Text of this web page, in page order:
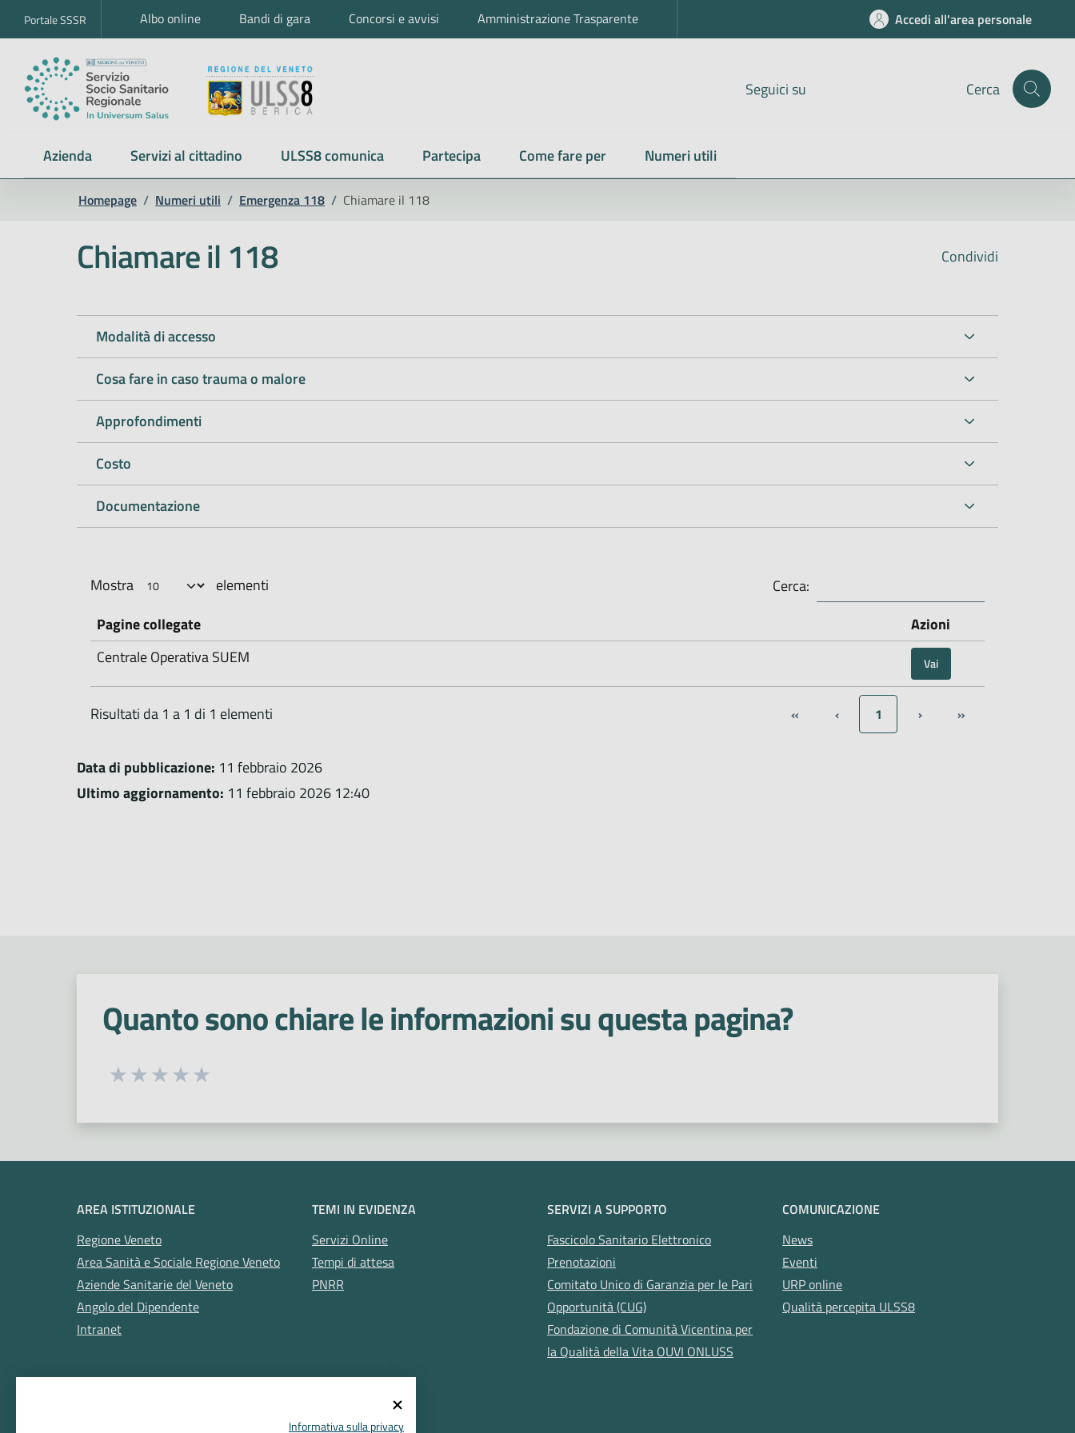
Portale SSSR Albo online Bandi di gara Concorsi e avvisi Amministrazione Trasparente Accedi all'area personale
Seguici su Cerca
Azienda Servizi al cittadino ULSS8 comunica Partecipa Come fare per Numeri utili
Homepage / Numeri utili / Emergenza 118 / Chiamare il 118
Condividi
Chiamare il 118
Modalità di accesso
Cosa fare in caso trauma o malore
Approfondimenti
Costo
Documentazione
Mostra elementi
Cerca:
Pagine collegate
Azioni
Centrale Operativa SUEM
Vai
Risultati da 1 a 1 di 1 elementi « ‹ 1 › »
Data di pubblicazione: 11 febbraio 2026
Ultimo aggiornamento: 11 febbraio 2026 12:40
Quanto sono chiare le informazioni su questa pagina?
Seleziona una valutazione da 1 a 5 stelle
AREA ISTITUZIONALE
Regione Veneto
Area Sanità e Sociale Regione Veneto
Aziende Sanitarie del Veneto
Angolo del Dipendente
Intranet
TEMI IN EVIDENZA
Servizi Online
Tempi di attesa
PNRR
SERVIZI A SUPPORTO
Fascicolo Sanitario Elettronico
Prenotazioni
Comitato Unico di Garanzia per le Pari
Opportunità (CUG)
Fondazione di Comunità Vicentina per
la Qualità della Vita OUVI ONLUSS
COMUNICAZIONE
News
Eventi
URP online
Qualità percepita ULSS8
Informativa sulla privacy